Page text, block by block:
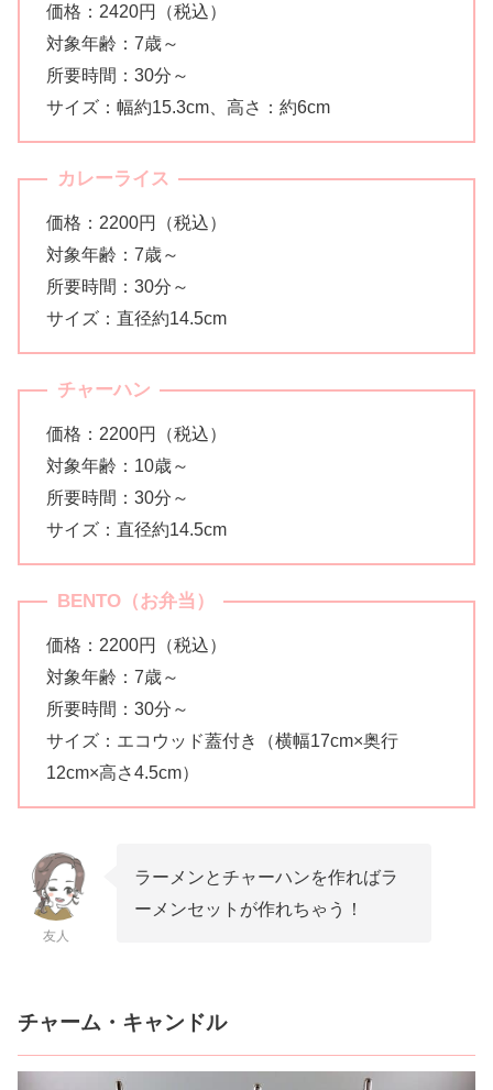
価格：2420円（税込）
対象年齢：7歳～
所要時間：30分～
サイズ：幅約15.3cm、高さ：約6cm
カレーライス
価格：2200円（税込）
対象年齢：7歳～
所要時間：30分～
サイズ：直径約14.5cm
チャーハン
価格：2200円（税込）
対象年齢：10歳～
所要時間：30分～
サイズ：直径約14.5cm
BENTO（お弁当）
価格：2200円（税込）
対象年齢：7歳～
所要時間：30分～
サイズ：エコウッド蓋付き（横幅17cm×奥行
12cm×高さ4.5cm）
友人
ラーメンとチャーハンを作ればラ
ーメンセットが作れちゃう！
チャーム・キャンドル